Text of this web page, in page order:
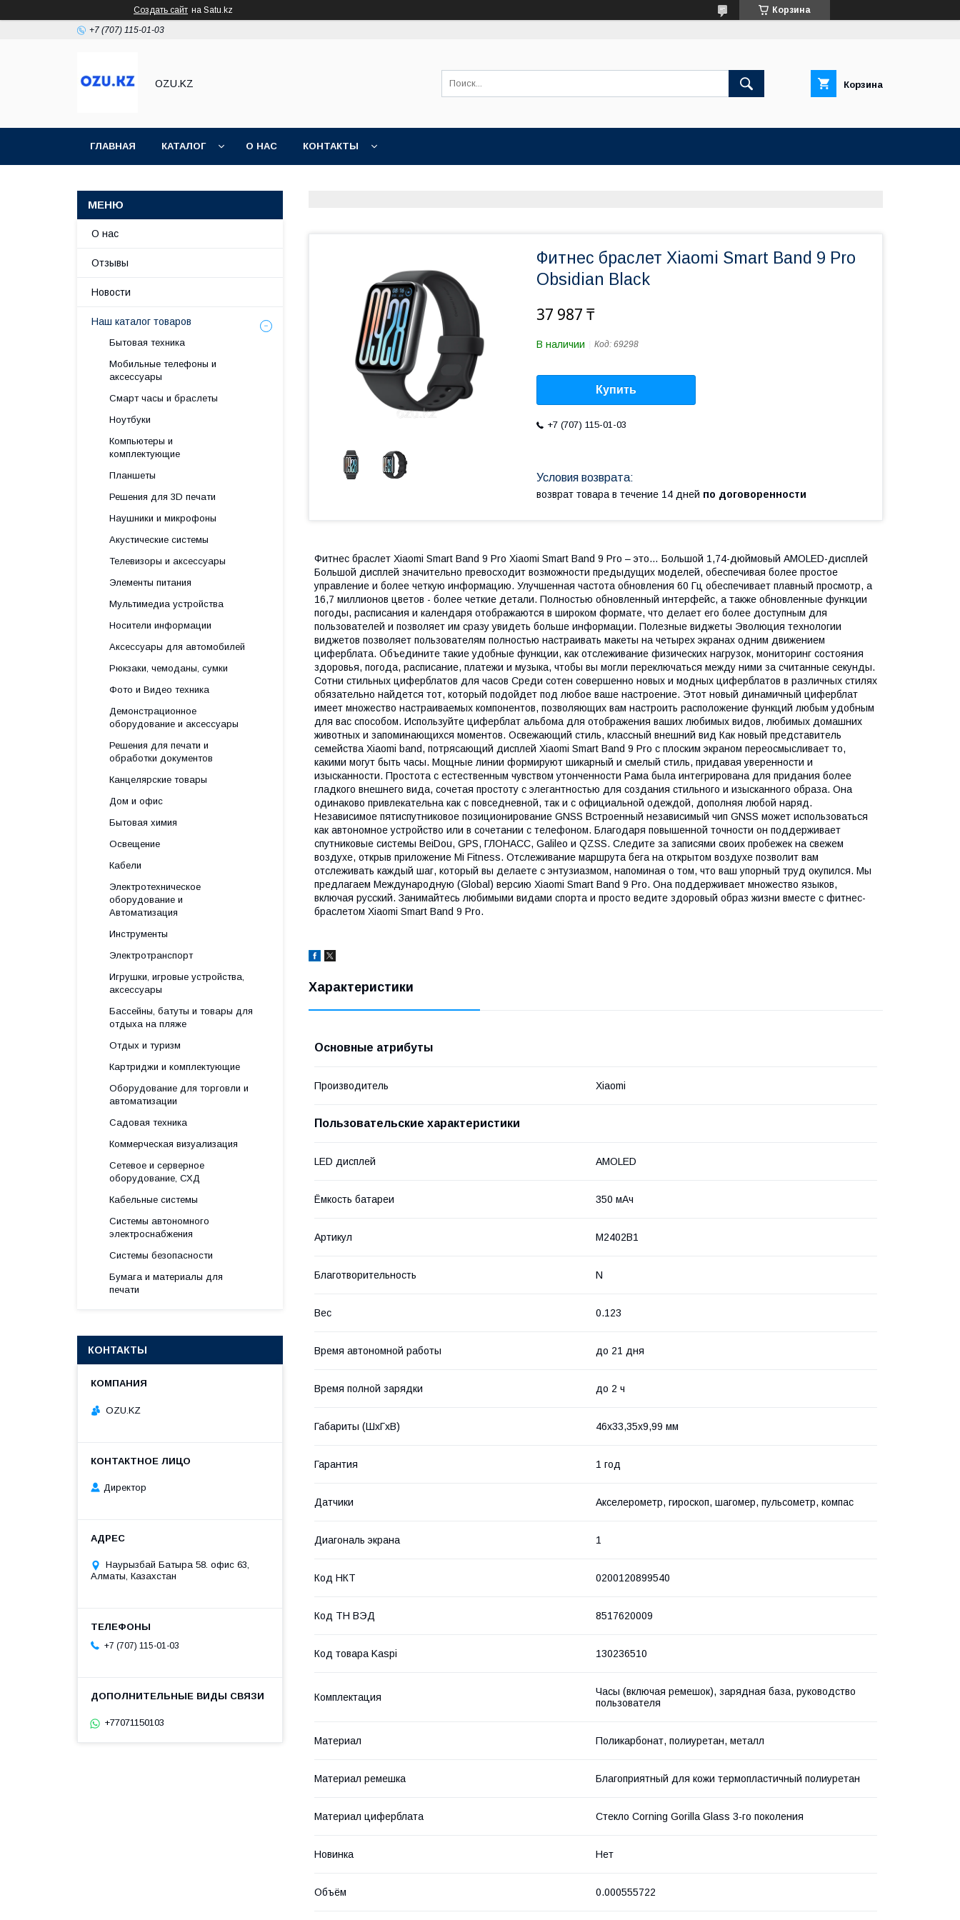
Создать сайт на Satu.kz Корзина
+7 (707) 115-01-03
OZU.KZ Корзина
ГЛАВНАЯ КАТАЛОГ О НАС КОНТАКТЫ
Фитнес браслет Xiaomi Smart Band 9 Pro
Obsidian Black
37 987 ₸
В наличии Код: 69298
Купить
+7 (707) 115-01-03
возврат товара в течение 14 дней по договоренности
Фитнес браслет Xiaomi Smart Band 9 Pro Xiaomi Smart Band 9 Pro – это… Большой 1,74-дюймовый AMOLED-дисплей
Большой дисплей значительно превосходит возможности предыдущих моделей, обеспечивая более простое
управление и более четкую информацию. Улучшенная частота обновления 60 Гц обеспечивает плавный просмотр, а
16,7 миллионов цветов - более четкие детали. Полностью обновленный интерфейс, а также обновленные функции
погоды, расписания и календаря отображаются в широком формате, что делает его более доступным для
пользователей и позволяет им сразу увидеть больше информации. Полезные виджеты Эволюция технологии
виджетов позволяет пользователям полностью настраивать макеты на четырех экранах одним движением
циферблата. Объедините такие удобные функции, как отслеживание физических нагрузок, мониторинг состояния
здоровья, погода, расписание, платежи и музыка, чтобы вы могли переключаться между ними за считанные секунды.
Сотни стильных циферблатов для часов Среди сотен совершенно новых и модных циферблатов в различных стилях
обязательно найдется тот, который подойдет под любое ваше настроение. Этот новый динамичный циферблат
имеет множество настраиваемых компонентов, позволяющих вам настроить расположение функций любым удобным
для вас способом. Используйте циферблат альбома для отображения ваших любимых видов, любимых домашних
животных и запоминающихся моментов. Освежающий стиль, классный внешний вид Как новый представитель
семейства Xiaomi band, потрясающий дисплей Xiaomi Smart Band 9 Pro с плоским экраном переосмысливает то,
какими могут быть часы. Мощные линии формируют шикарный и смелый стиль, придавая уверенности и
изысканности. Простота с естественным чувством утонченности Рама была интегрирована для придания более
гладкого внешнего вида, сочетая простоту с элегантностью для создания стильного и изысканного образа. Она
одинаково привлекательна как с повседневной, так и с официальной одеждой, дополняя любой наряд.
Независимое пятиспутниковое позиционирование GNSS Встроенный независимый чип GNSS может использоваться
как автономное устройство или в сочетании с телефоном. Благодаря повышенной точности он поддерживает
спутниковые системы BeiDou, GPS, ГЛОНАСС, Galileo и QZSS. Следите за записями своих пробежек на свежем
воздухе, открыв приложение Mi Fitness. Отслеживание маршрута бега на открытом воздухе позволит вам
отслеживать каждый шаг, который вы делаете с энтузиазмом, напоминая о том, что ваш упорный труд окупился. Мы
предлагаем Международную (Global) версию Xiaomi Smart Band 9 Pro. Она поддерживает множество языков,
включая русский. Занимайтесь любимыми видами спорта и просто ведите здоровый образ жизни вместе с фитнес-
браслетом Xiaomi Smart Band 9 Pro.
Характеристики
Основные атрибуты
Производитель Xiaomi
Пользовательские характеристики
LED дисплей AMOLED
Ёмкость батареи 350 мАч
Артикул M2402B1
Благотворительность N
Вес 0.123
Время автономной работы до 21 дня
Время полной зарядки до 2 ч
Габариты (ШхГхВ) 46x33,35x9,99 мм
Гарантия 1 год
Датчики Акселерометр, гироскоп, шагомер, пульсометр, компас
Диагональ экрана 1
Код НКТ 0200120899540
Код ТН ВЭД 8517620009
Код товара Kaspi 130236510
Комплектация
Часы (включая ремешок), зарядная база, руководство
пользователя
Материал Поликарбонат, полиуретан, металл
Материал ремешка Благоприятный для кожи термопластичный полиуретан
Материал циферблата Стекло Corning Gorilla Glass 3-го поколения
Новинка Нет
Объём 0.000555722
О нас
Отзывы
Новости
Наш каталог товаров
Бытовая техника
Мобильные телефоны и
аксессуары
Смарт часы и браслеты
Ноутбуки
Компьютеры и
комплектующие
Планшеты
Решения для 3D печати
Наушники и микрофоны
Акустические системы
Телевизоры и аксессуары
Элементы питания
Мультимедиа устройства
Носители информации
Аксессуары для автомобилей
Рюкзаки, чемоданы, сумки
Фото и Видео техника
Демонстрационное
оборудование и аксессуары
Решения для печати и
обработки документов
Канцелярские товары
Дом и офис
Бытовая химия
Освещение
Кабели
Электротехническое
оборудование и
Автоматизация
Инструменты
Электротранспорт
Игрушки, игровые устройства,
аксессуары
Бассейны, батуты и товары для
отдыха на пляже
Отдых и туризм
Картриджи и комплектующие
Оборудование для торговли и
автоматизации
Садовая техника
Коммерческая визуализация
Сетевое и серверное
оборудование, СХД
Кабельные системы
Системы автономного
электроснабжения
Системы безопасности
Бумага и материалы для
печати
КОНТАКТЫ
OZU.KZ
Директор
Наурызбай Батыра 58. офис 63,
Алматы, Казахстан
+7 (707) 115-01-03
+77071150103